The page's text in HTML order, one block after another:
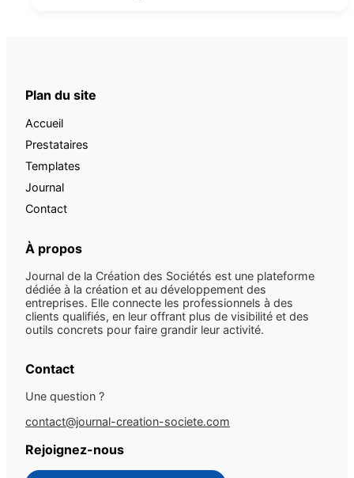
Plan du site
Accueil
Prestataires
Templates
Journal
Contact
À propos
Journal de la Création des Sociétés est une plateforme
dédiée à la création et au développement des
entreprises. Elle connecte les professionnels à des
clients qualifiés, en leur offrant plus de visibilité et des
outils concrets pour faire grandir leur activité.
Contact
Une question ?
contact@journal-creation-societe.com
Rejoignez-nous